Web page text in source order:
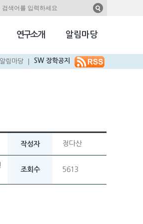
연구소개 알림마당
국민NEW & HOT
알림마당 SW 장학공지
작성자 정다산
조회수 5613